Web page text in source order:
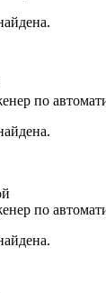
по
по